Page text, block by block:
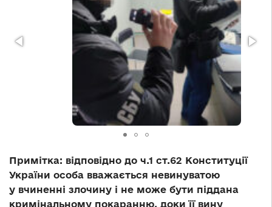
Примітка: відповідно до ч.1 ст.62 Конституції
України особа вважається невинуватою
у вчиненні злочину і не може бути піддана
кримінальному покаранню, доки її вину